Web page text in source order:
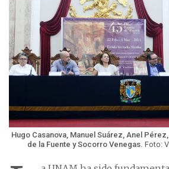
Hugo Casanova, Manuel Suárez, Anel
de la Fuente y Socorro Venegas. Foto: